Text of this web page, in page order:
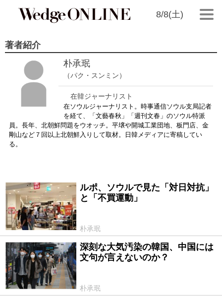
8/8(土)
著者紹介
朴承珉
（パク・スンミン）
在韓ジャーナリスト
在ソウルジャーナリスト。時事通信ソウル支局記者
を経て、「文藝春秋」「週刊文春」のソウル特派
員。長年、北朝鮮問題をウオッチ。平壌や開城工業団地、板門店、 金
剛山など７回以上北朝鮮入りして取材。日韓メディアに寄稿してい
る。
2019/08/16
ルポ、ソウルで見た「対日対抗」
と「不買運動」
朴承珉
2019/06/25
深刻な大気汚染の韓国、中国には
文句が言えないのか？
朴承珉